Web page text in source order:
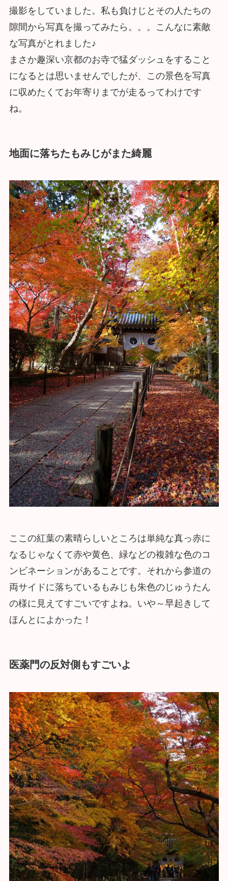
撮影をしていました。私も負けじとその人たちの
隙間から写真を撮ってみたら。。。こんなに素敵
な写真がとれました♪
まさか趣深い京都のお寺で猛ダッシュをすること
になるとは思いませんでしたが、この景色を写真
に収めたくてお年寄りまでが走るってわけです
ね。
地面に落ちたもみじがまた綺麗
ここの紅葉の素晴らしいところは単純な真っ赤に
なるじゃなくて赤や黄色、緑などの複雑な色のコ
ンビネーションがあることです。それから参道の
両サイドに落ちているもみじも朱色のじゅうたん
の様に見えてすごいですよね。いや～早起きして
ほんとによかった！
医薬門の反対側もすごいよ